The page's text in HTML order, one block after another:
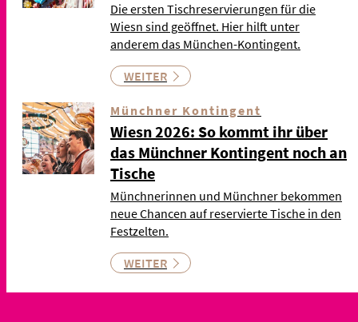
Die ersten Tischreservierungen für die
Wiesn sind geöffnet. Hier hilft unter
anderem das München-Kontingent.
WEITER
Münchner Kontingent
Wiesn 2026: So kommt ihr über
das Münchner Kontingent noch an
Tische
Münchnerinnen und Münchner bekommen
neue Chancen auf reservierte Tische in den
Festzelten.
WEITER